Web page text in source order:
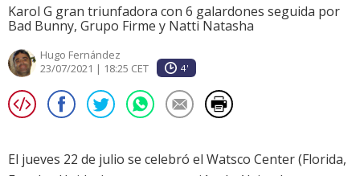
Karol G gran triunfadora con 6 galardones seguida por
Bad Bunny, Grupo Firme y Natti Natasha
Hugo Fernández
23/07/2021 | 18:25 CET
4'
El jueves 22 de julio se celebró el Watsco Center (Florida,